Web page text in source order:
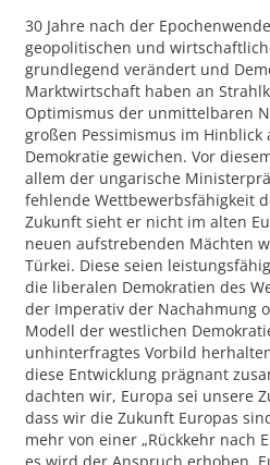
30 Jahre nach der
geopolitischen und
grundlegend verändert und
Marktwirtschaft haben an
Optimismus der unmittelbaren
großen Pessimismus im
Demokratie gewichen. Vor
allem der ungarische
fehlende Wettbewerbsfähigkeit
Zukunft sieht er nicht im alten
neuen aufstrebenden Mächten
Türkei. Diese seien
die liberalen Demokratien des
der Imperativ der Nachahmung
Modell der westlichen
unhinterfragtes Vorbild
diese Entwicklung prägnant
dachten wir, Europa sei unsere
dass wir die Zukunft Europas
mehr von einer „Rückkehr nach